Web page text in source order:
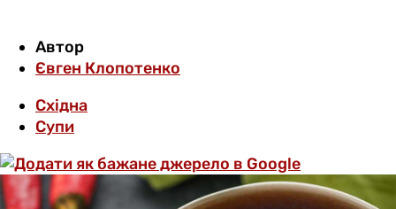
Автор
Євген Клопотенко
Східна
Супи